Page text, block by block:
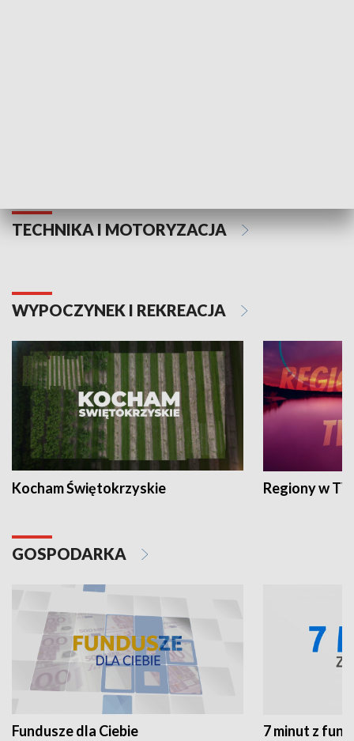
TECHNIKA I MOTORYZACJA
WYPOCZYNEK I REKREACJA
Kocham Świętokrzyskie Regiony w
GOSPODARKA
Fundusze dla Ciebie 7 minut z